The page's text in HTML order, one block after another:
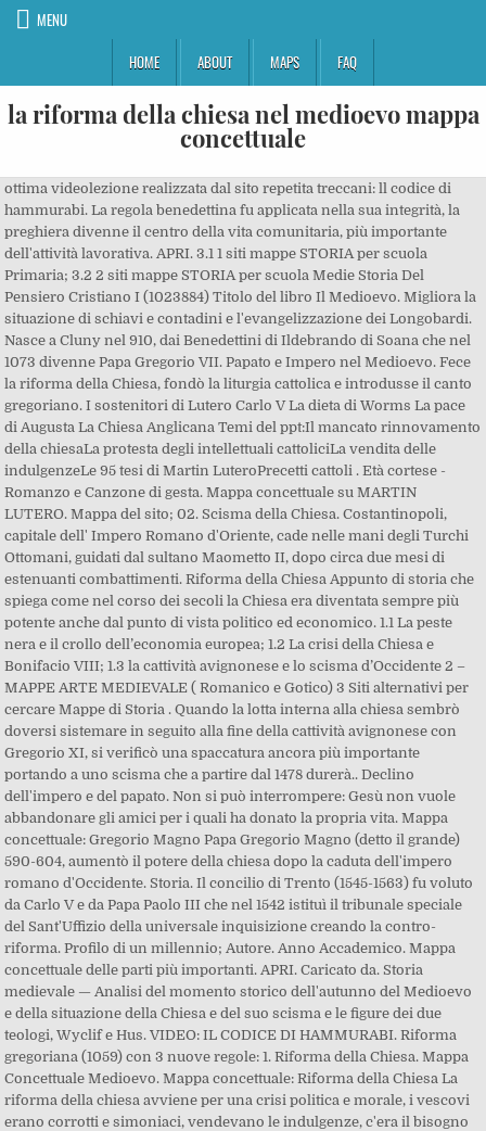
MENU
HOME
ABOUT MAPS FAQ
la riforma della chiesa nel medioevo mappa
concettuale
ottima videolezione realizzata dal sito repetita treccani: ll codice di
hammurabi. La regola benedettina fu applicata nella sua integrità, la
preghiera divenne il centro della vita comunitaria, più importante
dell'attività lavorativa. APRI. 3.1 1 siti mappe STORIA per scuola
Primaria; 3.2 2 siti mappe STORIA per scuola Medie Storia Del
Pensiero Cristiano I (1023884) Titolo del libro Il Medioevo. Migliora la
situazione di schiavi e contadini e l'evangelizzazione dei Longobardi.
Nasce a Cluny nel 910, dai Benedettini di Ildebrando di Soana che nel
1073 divenne Papa Gregorio VII. Papato e Impero nel Medioevo. Fece
la riforma della Chiesa, fondò la liturgia cattolica e introdusse il canto
gregoriano. I sostenitori di Lutero Carlo V La dieta di Worms La pace
di Augusta La Chiesa Anglicana Temi del ppt:Il mancato rinnovamento
della chiesaLa protesta degli intellettuali cattoliciLa vendita delle
indulgenzeLe 95 tesi di Martin LuteroPrecetti cattoli . Età cortese -
Romanzo e Canzone di gesta. Mappa concettuale su MARTIN
LUTERO. Mappa del sito; 02. Scisma della Chiesa. Costantinopoli,
capitale dell' Impero Romano d'Oriente, cade nelle mani degli Turchi
Ottomani, guidati dal sultano Maometto II, dopo circa due mesi di
estenuanti combattimenti. Riforma della Chiesa Appunto di storia che
spiega come nel corso dei secoli la Chiesa era diventata sempre più
potente anche dal punto di vista politico ed economico. 1.1 La peste
nera e il crollo dell’economia europea; 1.2 La crisi della Chiesa e
Bonifacio VIII; 1.3 la cattività avignonese e lo scisma d’Occidente 2 –
MAPPE ARTE MEDIEVALE ( Romanico e Gotico) 3 Siti alternativi per
cercare Mappe di Storia . Quando la lotta interna alla chiesa sembrò
doversi sistemare in seguito alla fine della cattività avignonese con
Gregorio XI, si verificò una spaccatura ancora più importante
portando a uno scisma che a partire dal 1478 durerà.. Declino
dell'impero e del papato. Non si può interrompere: Gesù non vuole
abbandonare gli amici per i quali ha donato la propria vita. Mappa
concettuale: Gregorio Magno Papa Gregorio Magno (detto il grande)
590-604, aumentò il potere della chiesa dopo la caduta dell'impero
romano d'Occidente. Storia. Il concilio di Trento (1545-1563) fu voluto
da Carlo V e da Papa Paolo III che nel 1542 istituì il tribunale speciale
del Sant'Uffizio della universale inquisizione creando la contro-
riforma. Profilo di un millennio; Autore. Anno Accademico. Mappa
concettuale delle parti più importanti. APRI. Caricato da. Storia
medievale — Analisi del momento storico dell'autunno del Medioevo
e della situazione della Chiesa e del suo scisma e le figure dei due
teologi, Wyclif e Hus. VIDEO: IL CODICE DI HAMMURABI. Riforma
gregoriana (1059) con 3 nuove regole: 1. Riforma della Chiesa. Mappa
Concettuale Medioevo. Mappa concettuale: Riforma della Chiesa La
riforma della chiesa avviene per una crisi politica e morale, i vescovi
erano corrotti e simoniaci, vendevano le indulgenze, c'era il bisogno